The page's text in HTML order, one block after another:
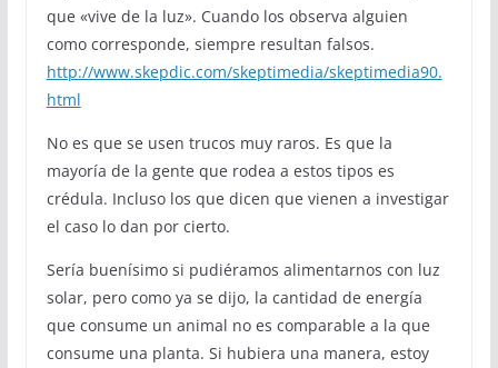
que «vive de la luz». Cuando los observa alguien
como corresponde, siempre resultan falsos.
http://www.skepdic.com/skeptimedia/skeptimedia90.
html
No es que se usen trucos muy raros. Es que la
mayoría de la gente que rodea a estos tipos es
crédula. Incluso los que dicen que vienen a investigar
el caso lo dan por cierto.
Sería buenísimo si pudiéramos alimentarnos con luz
solar, pero como ya se dijo, la cantidad de energía
que consume un animal no es comparable a la que
consume una planta. Si hubiera una manera, estoy